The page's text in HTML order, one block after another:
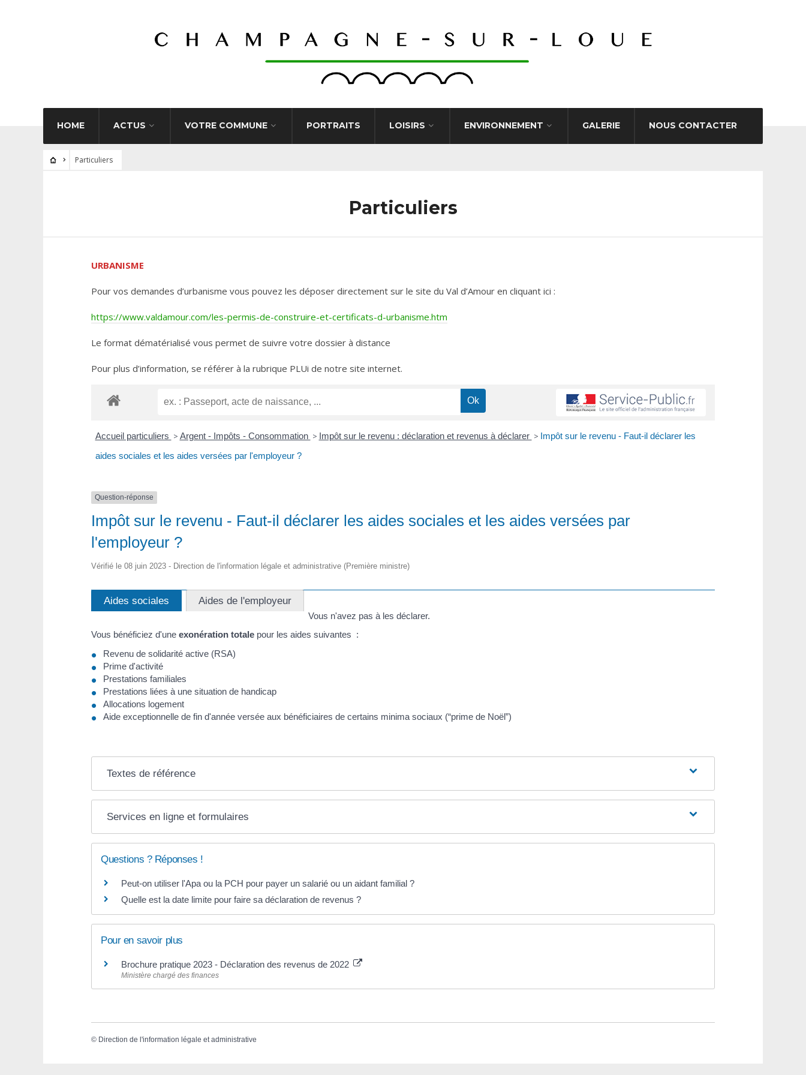
HOME ACTUS VOTRE COMMUNE PORTRAITS LOISIRS ENVIRONNEMENT GALERIE NOUS CONTACTER
Particuliers
Particuliers
URBANISME
Pour vos demandes d’urbanisme vous pouvez les déposer directement sur le site du Val d’Amour en cliquant ici :
https://www.valdamour.com/les-permis-de-construire-et-certificats-d-urbanisme.htm
Le format dématérialisé vous permet de suivre votre dossier à distance
Pour plus d’information, se référer à la rubrique PLUi de notre site internet.
Accueil particuliers > Argent - Impôts - Consommation > Impôt sur le revenu : déclaration et revenus à déclarer > Impôt sur le revenu - Faut-il déclarer les
aides sociales et les aides versées par l'employeur ?
Question-réponse
Impôt sur le revenu - Faut-il déclarer les aides sociales et les aides versées par
l'employeur ?
Vérifié le 08 juin 2023 - Direction de l'information légale et administrative (Première ministre)
Aides sociales Aides de l'employeur
Vous n'avez pas à les déclarer.
Vous bénéficiez d'une exonération totale pour les aides suivantes :
Revenu de solidarité active (RSA)
Prime d'activité
Prestations familiales
Prestations liées à une situation de handicap
Allocations logement
Aide exceptionnelle de fin d'année versée aux bénéficiaires de certains minima sociaux (“prime de Noël”)
Textes de référence
Services en ligne et formulaires
Questions ? Réponses !
Peut-on utiliser l'Apa ou la PCH pour payer un salarié ou un aidant familial ?
Quelle est la date limite pour faire sa déclaration de revenus ?
Pour en savoir plus
Brochure pratique 2023 - Déclaration des revenus de 2022
Ministère chargé des finances
© Direction de l'information légale et administrative